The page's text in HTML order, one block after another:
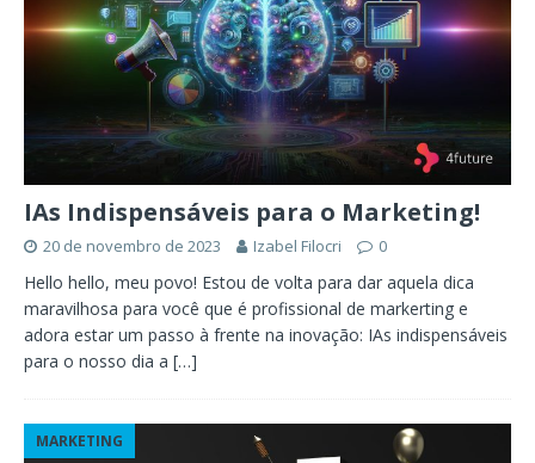
IAs Indispensáveis para o Marketing!
20 de novembro de 2023 Izabel Filocri 0
Hello hello, meu povo! Estou de volta para dar aquela dica
maravilhosa para você que é profissional de markerting e
adora estar um passo à frente na inovação: IAs indispensáveis
para o nosso dia a […]
MARKETING